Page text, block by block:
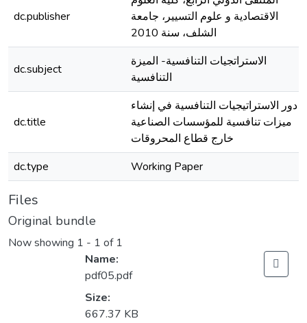
dc.publisher
الاقتصادية و علوم التسيير، جامعة
الشلف، سنة 2010
dc.subject
الاستراتجيات التنافسية- الميزة
التنافسية
dc.title
دور الاستراتيجيات التنافسية في إنشاء
ميزات تنافسية للمؤسسات الصناعية
خارج قطاع المحروقات
dc.type
Working Paper
Files
Original bundle
Now showing 1 - 1 of 1
Name:
pdf05.pdf
Size:
667.37 KB